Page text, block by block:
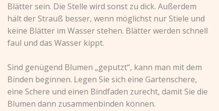
Blätter sein. Die Stelle wird sonst zu dick. Außerdem
hält der Strauß besser, wenn möglichst nur Stiele und
keine Blätter im Wasser stehen. Blätter werden schnell
faul und das Wasser kippt.
Sind genügend Blumen „geputzt“, kann man mit dem
Binden beginnen. Legen Sie sich eine Gartenschere,
eine Schere und einen Bindfaden zurecht, damit Sie die
Blumen dann zusammenbinden können.